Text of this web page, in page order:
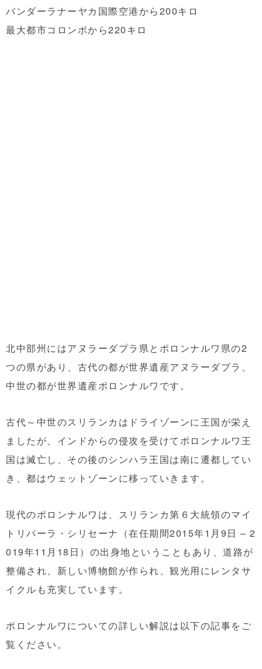
バンダーラナーヤカ国際空港から200キロ
最大都市コロンボから220キロ
北中部州にはアヌラーダプラ県とポロンナルワ県の2
つの県があり、古代の都が世界遺産アヌラーダプラ、
中世の都が世界遺産ポロンナルワです。
古代～中世のスリランカはドライゾーンに王国が栄え
ましたが、インドからの侵攻を受けてポロンナルワ王
国は滅亡し、その後のシンハラ王国は南に遷都してい
き、都はウェットゾーンに移っていきます。
現代のポロンナルワは、スリランカ第６大統領のマイ
トリパーラ・シリセーナ（在任期間2015年1月9日 – 2
019年11月18日）の出身地ということもあり、道路が
整備され、新しい博物館が作られ、観光用にレンタサ
イクルも充実しています。
ポロンナルワについての詳しい解説は以下の記事をご
覧ください。